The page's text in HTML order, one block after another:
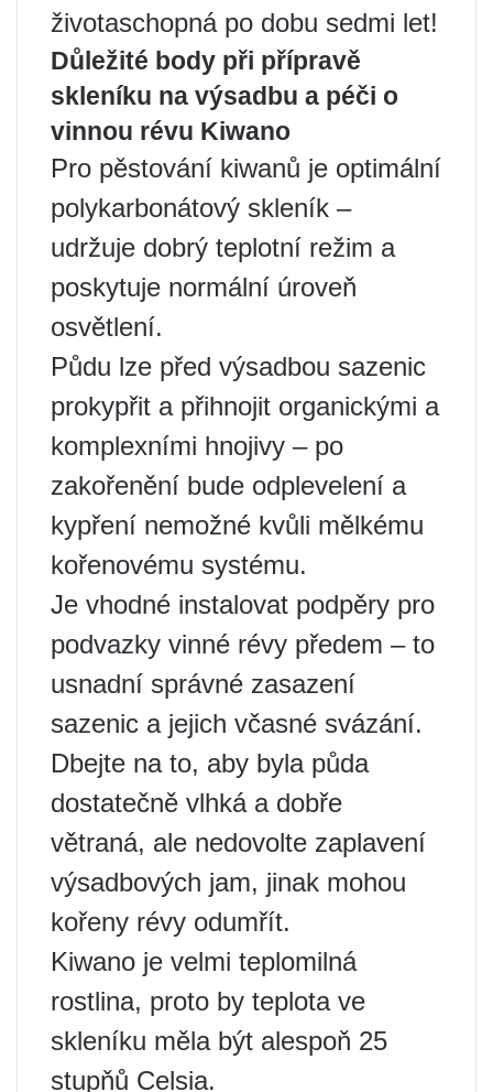
životaschopná po dobu sedmi let!
Důležité body při přípravě
skleníku na výsadbu a péči o
vinnou révu Kiwano
Pro pěstování kiwanů je optimální
polykarbonátový skleník –
udržuje dobrý teplotní režim a
poskytuje normální úroveň
osvětlení.
Půdu lze před výsadbou sazenic
prokypřit a přihnojit organickými a
komplexními hnojivy – po
zakořenění bude odplevelení a
kypření nemožné kvůli mělkému
kořenovému systému.
Je vhodné instalovat podpěry pro
podvazky vinné révy předem – to
usnadní správné zasazení
sazenic a jejich včasné svázání.
Dbejte na to, aby byla půda
dostatečně vlhká a dobře
větraná, ale nedovolte zaplavení
výsadbových jam, jinak mohou
kořeny révy odumřít.
Kiwano je velmi teplomilná
rostlina, proto by teplota ve
skleníku měla být alespoň 25
stupňů Celsia.